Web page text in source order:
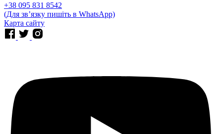
⁨+38 095 831 8542⁩
(Для звʼязку пишіть в WhatsApp)
Карта сайту